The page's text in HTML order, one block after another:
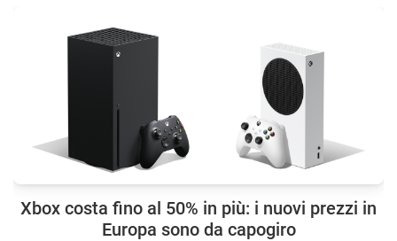
Xbox costa fino al 50% in più: i nuovi prezzi in
Europa sono da capogiro